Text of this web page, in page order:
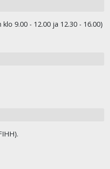
9.00 - 12.00 ja 12.30 - 16.00)